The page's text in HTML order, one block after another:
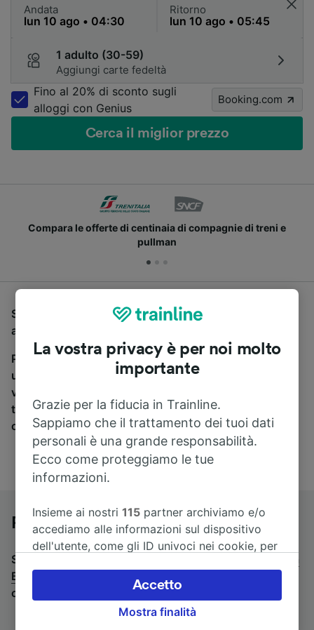
Andata Ritorno
1 adulto (30-59)
Aggiungi carte fedeltà
Fino al 20% di sconto sugli
alloggi con Genius
Booking.com
Cerca il miglior prezzo
Compara le offerte di centinaia di compagnie di treni e
pullman
Se stai cercando un pullman per viaggiare da Modena
a Bergamo, sei nel posto giusto.
Per trovare i biglietti dei pullman, è sufficiente avviare
una ricerca in alto, e compareremo i tempi e i costi del
viaggio in treno e in pullman. Con Trainline puoi
trovare i biglietti per viaggiare con oltre 170
compagnie ferroviarie e dei pullman.
Pullman da Modena a Bergamo
Stai cercando un viaggio di ritorno? Vai su
Bergamo a Modena
Se preferisci prendere il treno,
consulta la pagina
treni da Modena a Bergamo
La vostra privacy è per noi molto
importante
Grazie per la fiducia in Trainline.
Sappiamo che il trattamento dei tuoi dati
personali è una grande responsabilità.
Ecco come proteggiamo le tue
informazioni.
Insieme ai nostri115 partner archiviamo e/o
accediamo alle informazioni sul dispositivo
dell'utente, come gli ID univoci nei cookie, per
accettare o gestire le proprie scelte facendo
clic di seguito, tra cui il proprio diritto di
opporsi sulla base di un interesse legittimo o
Mostra finalità
Accetto